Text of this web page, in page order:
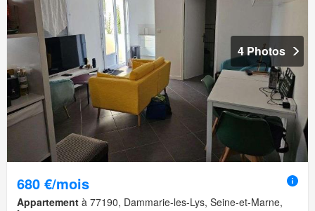
4 Photos
680 €/mois
Appartement à 77190, Dammarie-les-Lys, Seine-et-Marne,